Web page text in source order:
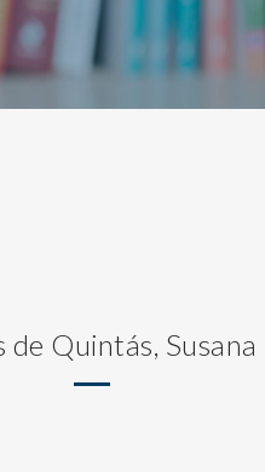
de Quintás, Susana